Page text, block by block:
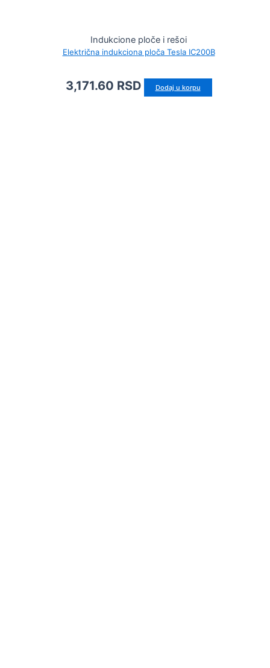
Indukcione ploče i rešoi
Električna indukciona ploča Tesla IC200B
3,171.60 RSD Dodaj u korpu